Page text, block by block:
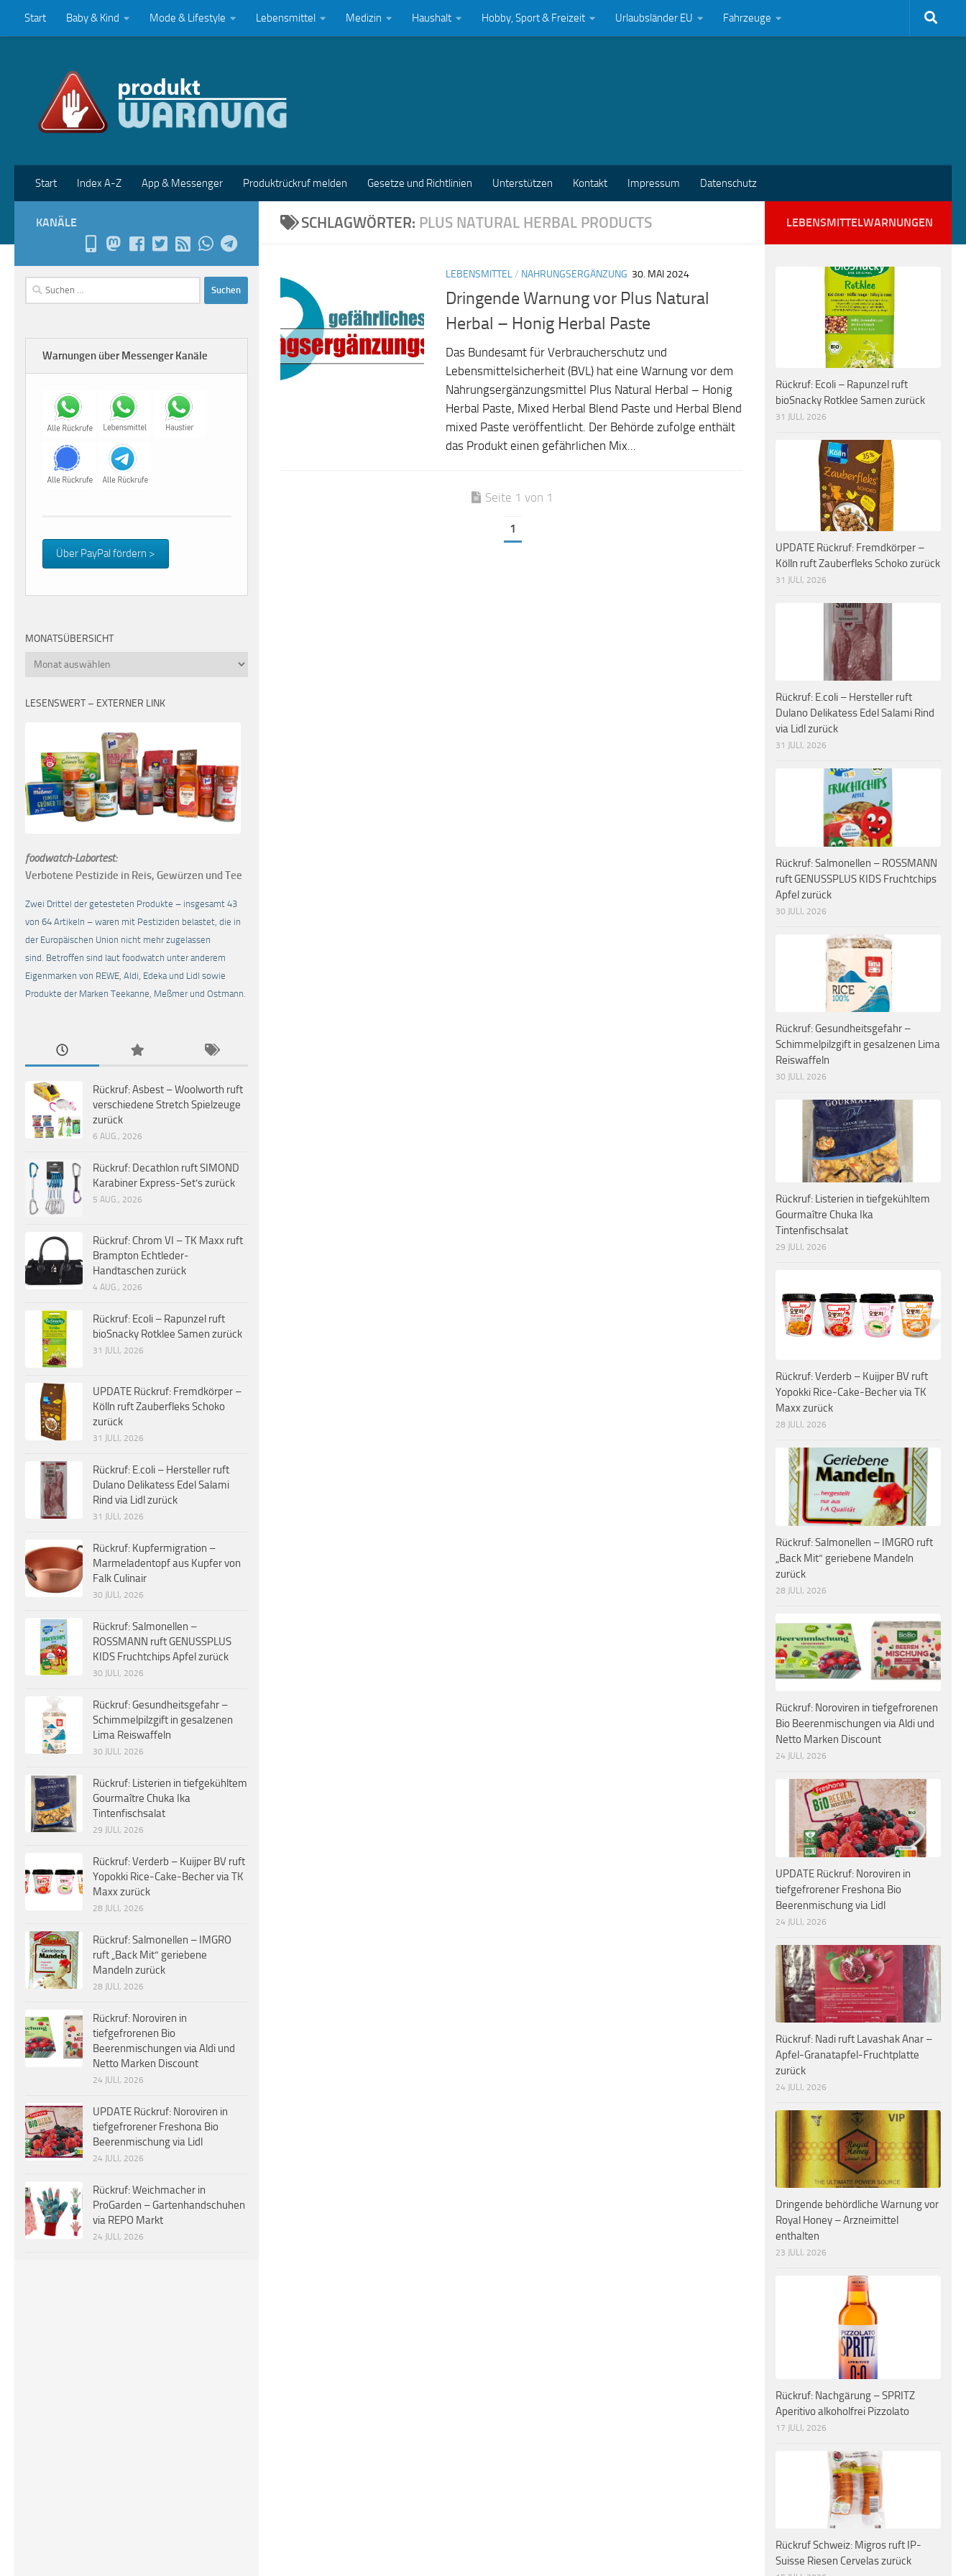
Zum Inhalt springen
Start Baby & Kind Mode & Lifestyle Lebensmittel Medizin Haushalt Hobby, Sport & Freizeit Urlaubsländer EU Fahrzeuge
Start Index A-Z App & Messenger Produktrückruf melden Gesetze und Richtlinien Unterstützen Kontakt Impressum Datenschutz
SCHLAGWÖRTER: PLUS NATURAL HERBAL PRODUCTS
LEBENSMITTEL/ NAHRUNGSERGÄNZUNG 30. MAI 2024
Dringende Warnung vor Plus Natural
Herbal – Honig Herbal Paste
Das Bundesamt für Verbraucherschutz und
Lebensmittelsicherheit (BVL) hat eine Warnung vor dem
Nahrungsergänzungsmittel Plus Natural Herbal – Honig
Herbal Paste, Mixed Herbal Blend Paste und Herbal Blend
mixed Paste veröffentlicht. Der Behörde zufolge enthält
das Produkt einen gefährlichen Mix...
Seite 1 von 1
1
KANÄLE
Suchen
nach:
Warnungen über Messenger Kanäle
Über PayPal fördern >
MONATSÜBERSICHT
Monatsübersicht
LESENSWERT – EXTERNER LINK
foodwatch-Labortest:
Verbotene Pestizide in Reis, Gewürzen und Tee
Zwei Drittel der getesteten Produkte – insgesamt 43
von 64 Artikeln – waren mit Pestiziden belastet, die in
der Europäischen Union nicht mehr zugelassen
sind. Betroffen sind laut foodwatch unter anderem
Eigenmarken von REWE, Aldi, Edeka und Lidl sowie
Produkte der Marken Teekanne, Meßmer und Ostmann.
Rückruf: Asbest – Woolworth ruft
verschiedene Stretch Spielzeuge
zurück
6 AUG., 2026
Rückruf: Decathlon ruft SIMOND
Karabiner Express-Set’s zurück
5 AUG., 2026
Rückruf: Chrom VI – TK Maxx ruft
Brampton Echtleder-
Handtaschen zurück
4 AUG., 2026
Rückruf: Ecoli – Rapunzel ruft
bioSnacky Rotklee Samen zurück
31 JULI, 2026
UPDATE Rückruf: Fremdkörper –
Kölln ruft Zauberfleks Schoko
zurück
31 JULI, 2026
Rückruf: E.coli – Hersteller ruft
Dulano Delikatess Edel Salami
Rind via Lidl zurück
31 JULI, 2026
Rückruf: Kupfermigration –
Marmeladentopf aus Kupfer von
Falk Culinair
30 JULI, 2026
Rückruf: Salmonellen –
ROSSMANN ruft GENUSSPLUS
KIDS Fruchtchips Apfel zurück
30 JULI, 2026
Rückruf: Gesundheitsgefahr –
Schimmelpilzgift in gesalzenen
Lima Reiswaffeln
30 JULI, 2026
Rückruf: Listerien in tiefgekühltem
Gourmaître Chuka Ika
Tintenfischsalat
29 JULI, 2026
Rückruf: Verderb – Kuijper BV ruft
Yopokki Rice-Cake-Becher via TK
Maxx zurück
28 JULI, 2026
Rückruf: Salmonellen – IMGRO
ruft „Back Mit“ geriebene
Mandeln zurück
28 JULI, 2026
Rückruf: Noroviren in
tiefgefrorenen Bio
Beerenmischungen via Aldi und
Netto Marken Discount
24 JULI, 2026
UPDATE Rückruf: Noroviren in
tiefgefrorener Freshona Bio
Beerenmischung via Lidl
24 JULI, 2026
Rückruf: Weichmacher in
ProGarden – Gartenhandschuhen
via REPO Markt
24 JULI, 2026
LEBENSMITTELWARNUNGEN
Rückruf: Ecoli – Rapunzel ruft
bioSnacky Rotklee Samen zurück
31 JULI, 2026
UPDATE Rückruf: Fremdkörper –
Kölln ruft Zauberfleks Schoko zurück
31 JULI, 2026
Rückruf: E.coli – Hersteller ruft
Dulano Delikatess Edel Salami Rind
via Lidl zurück
31 JULI, 2026
Rückruf: Salmonellen – ROSSMANN
ruft GENUSSPLUS KIDS Fruchtchips
Apfel zurück
30 JULI, 2026
Rückruf: Gesundheitsgefahr –
Schimmelpilzgift in gesalzenen Lima
Reiswaffeln
30 JULI, 2026
Rückruf: Listerien in tiefgekühltem
Gourmaître Chuka Ika
Tintenfischsalat
29 JULI, 2026
Rückruf: Verderb – Kuijper BV ruft
Yopokki Rice-Cake-Becher via TK
Maxx zurück
28 JULI, 2026
Rückruf: Salmonellen – IMGRO ruft
„Back Mit“ geriebene Mandeln
zurück
28 JULI, 2026
Rückruf: Noroviren in tiefgefrorenen
Bio Beerenmischungen via Aldi und
Netto Marken Discount
24 JULI, 2026
UPDATE Rückruf: Noroviren in
tiefgefrorener Freshona Bio
Beerenmischung via Lidl
24 JULI, 2026
Rückruf: Nadi ruft Lavashak Anar –
Apfel-Granatapfel-Fruchtplatte
zurück
24 JULI, 2026
Dringende behördliche Warnung vor
Royal Honey – Arzneimittel
enthalten
23 JULI, 2026
Rückruf: Nachgärung – SPRITZ
Aperitivo alkoholfrei Pizzolato
17 JULI, 2026
Rückruf Schweiz: Migros ruft IP-
Suisse Riesen Cervelas zurück